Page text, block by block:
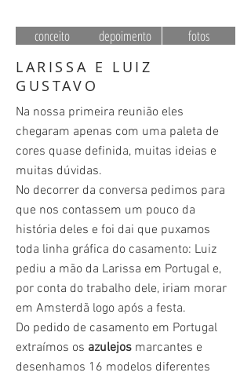
LARISSA E LUIZ
GUSTAVO
Na nossa primeira reunião eles
chegaram apenas com uma paleta de
cores quase definida, muitas ideias e
muitas dúvidas.
No decorrer da conversa pedimos para
que nos contassem um pouco da
história deles e foi dai que puxamos
toda linha gráfica do casamento: Luiz
pediu a mão da Larissa em Portugal e,
por conta do trabalho dele, iriam morar
em Amsterdã logo após a festa.
Do pedido de casamento em Portugal
extraímos os azulejos marcantes e
desenhamos 16 modelos diferentes
conceito depoimento fotos